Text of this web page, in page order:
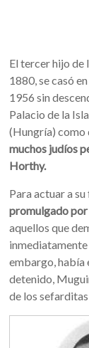
El tercer hijo de
1880, se casó
1956 sin
Palacio de la
(Hungría) como
muchos judíos
Horthy.
Para actuar a su
promulgado por
aquellos que
embargo, había
detenido,
de los